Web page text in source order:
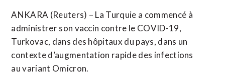
ANKARA (Reuters) – La Turquie a commencé à
administrer son vaccin contre le COVID-19,
Turkovac, dans des hôpitaux du pays, dans un
contexte d’augmentation rapide des infections
au variant Omicron.